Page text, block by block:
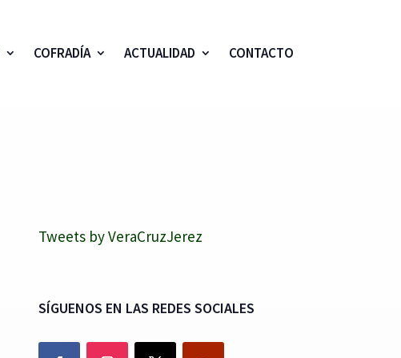
COFRADÍA ACTUALIDAD CONTACTO
Tweets by VeraCruzJerez
SÍGUENOS EN LAS REDES SOCIALES